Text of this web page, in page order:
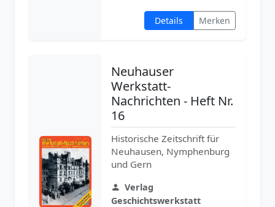
Details Merken
Neuhauser
Werkstatt-
Nachrichten - Heft Nr.
16
Historische Zeitschrift für
Neuhausen, Nymphenburg
und Gern
Verlag
Geschichtswerkstatt